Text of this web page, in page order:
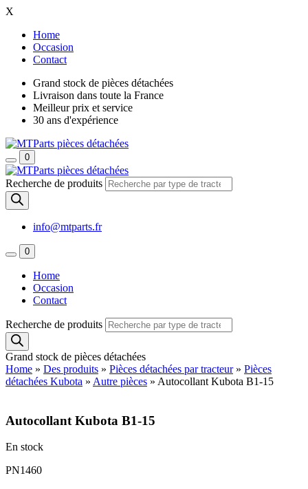
X
Home
Occasion
Contact
Grand stock de pièces détachées
Livraison dans toute la France
Meilleur prix et service
30 ans d'expérience
0
Recherche de produits
info@mtparts.fr
0
Home
Occasion
Contact
Recherche de produits
Grand stock de pièces détachées
Home » Des produits » Pièces détachées par tracteur» Pièces
détachées Kubota » Autre pièces » Autocollant Kubota B1-15
Autocollant Kubota B1-15
En stock
PN1460